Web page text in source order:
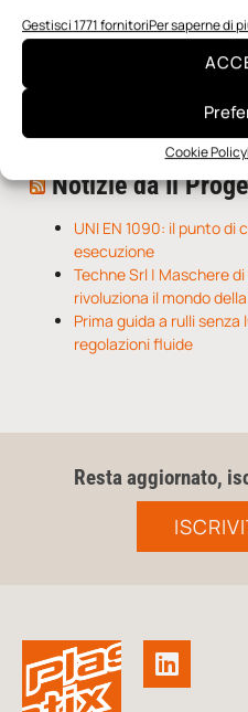
Gestisci 1771 fornitoriPer saperne di
Cookie Policy
I nanonastri di grafene
Una nuova mano
O-Ring, tecnica e
Notizie da Il
UNI EN 1090: il punto
esecuzione
Techne Srl | Maschere
rivoluziona il mondo
Prima guida a rulli
regolazioni fluide
Resta aggiornato,